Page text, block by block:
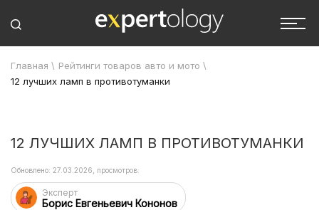
Главная \ Рейтинги товаров авто и мото \
12 лучших ламп в противотуманки
12 ЛУЧШИХ ЛАМП В ПРОТИВОТУМАНКИ
Эксперт
Борис Евгеньевич Кононов
Обновлено: 27.03.2026, просмотров: